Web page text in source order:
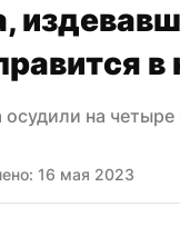
в
на четыре
16 мая 2023